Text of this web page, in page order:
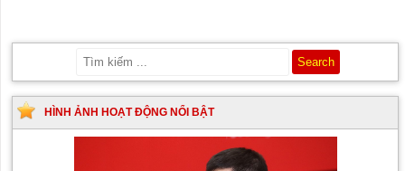
HÌNH ẢNH HOẠT ĐỘNG NỔI BẬT